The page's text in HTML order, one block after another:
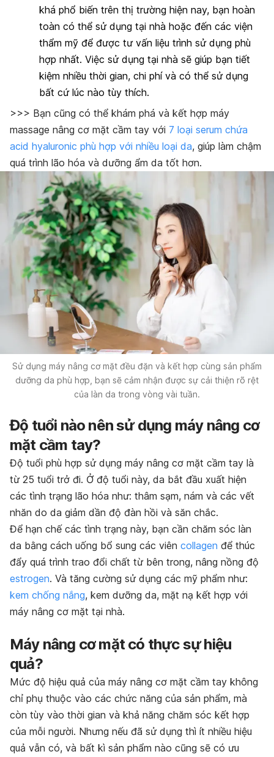
khá phổ biến trên thị trường hiện nay, bạn hoàn
toàn có thể sử dụng tại nhà hoặc đến các viện
thẩm mỹ để được tư vấn liệu trình sử dụng phù
hợp nhất. Việc sử dụng tại nhà sẽ giúp bạn tiết
kiệm nhiều thời gian, chi phí và có thể sử dụng
bất cứ lúc nào tùy thích.
>>> Bạn cũng có thể khám phá và kết hợp máy
massage nâng cơ mặt cầm tay với 7 loại serum chứa
acid hyaluronic phù hợp với nhiều loại da, giúp làm chậm
quá trình lão hóa và dưỡng ẩm da tốt hơn.
Sử dụng máy nâng cơ mặt đều đặn và kết hợp cùng sản phẩm
dưỡng da phù hợp, bạn sẽ cảm nhận được sự cải thiện rõ rệt
của làn da trong vòng vài tuần.
Độ tuổi nào nên sử dụng máy nâng cơ
mặt cầm tay?
Độ tuổi phù hợp sử dụng máy nâng cơ mặt cầm tay là
từ 25 tuổi trở đi. Ở độ tuổi này, da bắt đầu xuất hiện
các tình trạng lão hóa như: thâm sạm, nám và các vết
nhăn do da giảm dần độ đàn hồi và săn chắc.
Để hạn chế các tình trạng này, bạn cần chăm sóc làn
da bằng cách uống bổ sung các viên collagen để thúc
đẩy quá trình trao đổi chất từ bên trong, nâng nồng độ
estrogen. Và tăng cường sử dụng các mỹ phẩm như:
kem chống nắng, kem dưỡng da, mặt nạ kết hợp với
máy nâng cơ mặt tại nhà.
Máy nâng cơ mặt có thực sự hiệu
quả?
Mức độ hiệu quả của máy nâng cơ mặt cầm tay không
chỉ phụ thuộc vào các chức năng của sản phẩm, mà
còn tùy vào thời gian và khả năng chăm sóc kết hợp
của mỗi người. Nhưng nếu đã sử dụng thì ít nhiều hiệu
quả vẫn có, và bất kì sản phẩm nào cũng sẽ có ưu